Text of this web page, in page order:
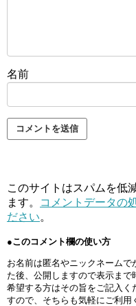
名前
このサイトはスパムを低
ます。
コメントデータの
ださい。
●このコメント欄の使い方
お名前は匿名やニックネーム
た後、公開しますので表示ま
希望する方はその旨をご記入く
すので、そちらも気軽にご利用